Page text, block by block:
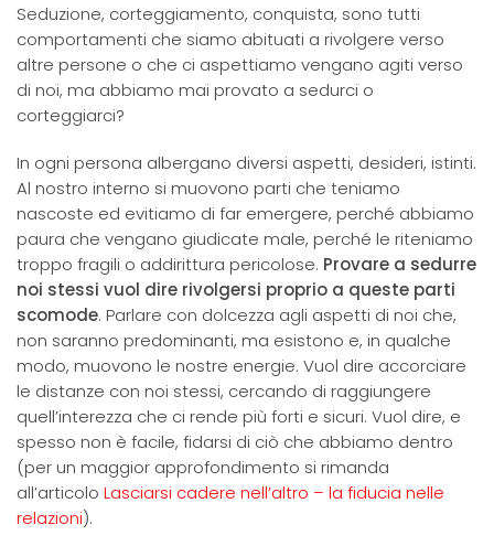
Seduzione, corteggiamento, conquista, sono tutti
comportamenti che siamo abituati a rivolgere verso
altre persone o che ci aspettiamo vengano agiti verso
di noi, ma abbiamo mai provato a sedurci o
corteggiarci?
In ogni persona albergano diversi aspetti, desideri, istinti.
Al nostro interno si muovono parti che teniamo
nascoste ed evitiamo di far emergere, perché abbiamo
paura che vengano giudicate male, perché le riteniamo
troppo fragili o addirittura pericolose. Provare a sedurre
noi stessi vuol dire rivolgersi proprio a queste parti
scomode. Parlare con dolcezza agli aspetti di noi che,
non saranno predominanti, ma esistono e, in qualche
modo, muovono le nostre energie. Vuol dire accorciare
le distanze con noi stessi, cercando di raggiungere
quell’interezza che ci rende più forti e sicuri. Vuol dire, e
spesso non è facile, fidarsi di ciò che abbiamo dentro
(per un maggior approfondimento si rimanda
all’articolo Lasciarsi cadere nell’altro – la fiducia nelle
relazioni).